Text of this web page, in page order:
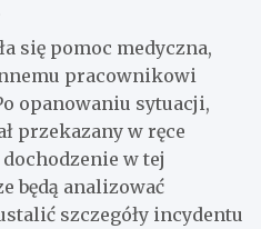
się pomoc medyczna,
pracownikowi
opanowaniu sytuacji,
przekazany w ręce
w tej
będą analizować
szczegóły incydentu